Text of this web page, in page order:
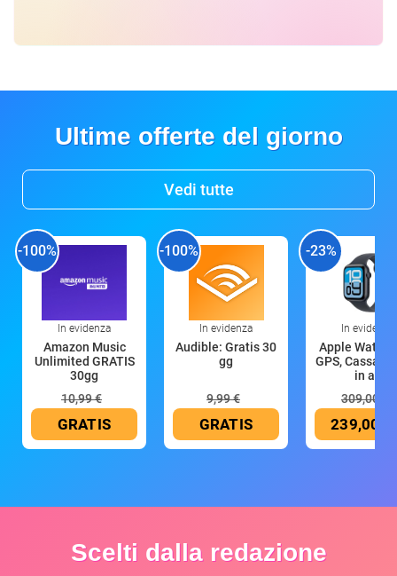
Ultime offerte del giorno
Vedi tutte
-100%
In evidenza
Amazon Music
Unlimited GRATIS
30gg
10,99 €
GRATIS
-100%
In evidenza
Audible: Gratis 30
gg
9,99 €
GRATIS
-23%
In evidenza
Apple Watch
GPS, Cassa
in all
309,00 €
239,00 €
Scelti dalla redazione